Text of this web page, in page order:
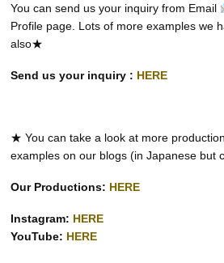
You can send us your inquiry from Email
Profile page. Lots of more examples we
also★
Send us your inquiry : HERE
★ You can take a look at more
examples on our blogs (in Japanese but
Our Productions: HERE
Instagram: HERE
YouTube: HERE